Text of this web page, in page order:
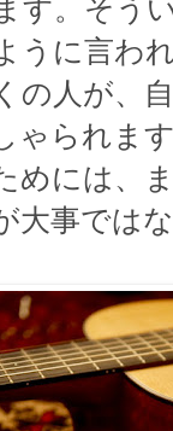
す。そう
うに言わ
の人が、
ゃられま
めには、
大事では